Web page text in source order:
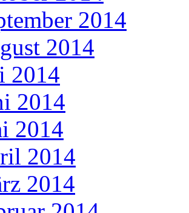
2014
2014
2014
2014
2014
2014
2014